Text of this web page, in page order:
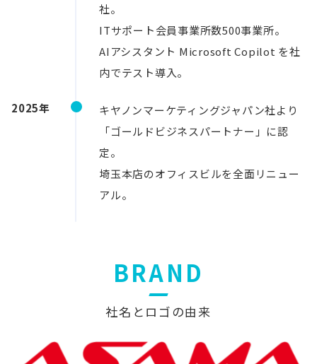
社。
ITサポート会員事業所数500事業所。
AIアシスタント Microsoft Copilot を社
内でテスト導入。
2025年
キヤノンマーケティングジャパン社より
「ゴールドビジネスパートナー」に認
定。
埼玉本店のオフィスビルを全面リニュー
アル。
BRAND
社名とロゴの由来